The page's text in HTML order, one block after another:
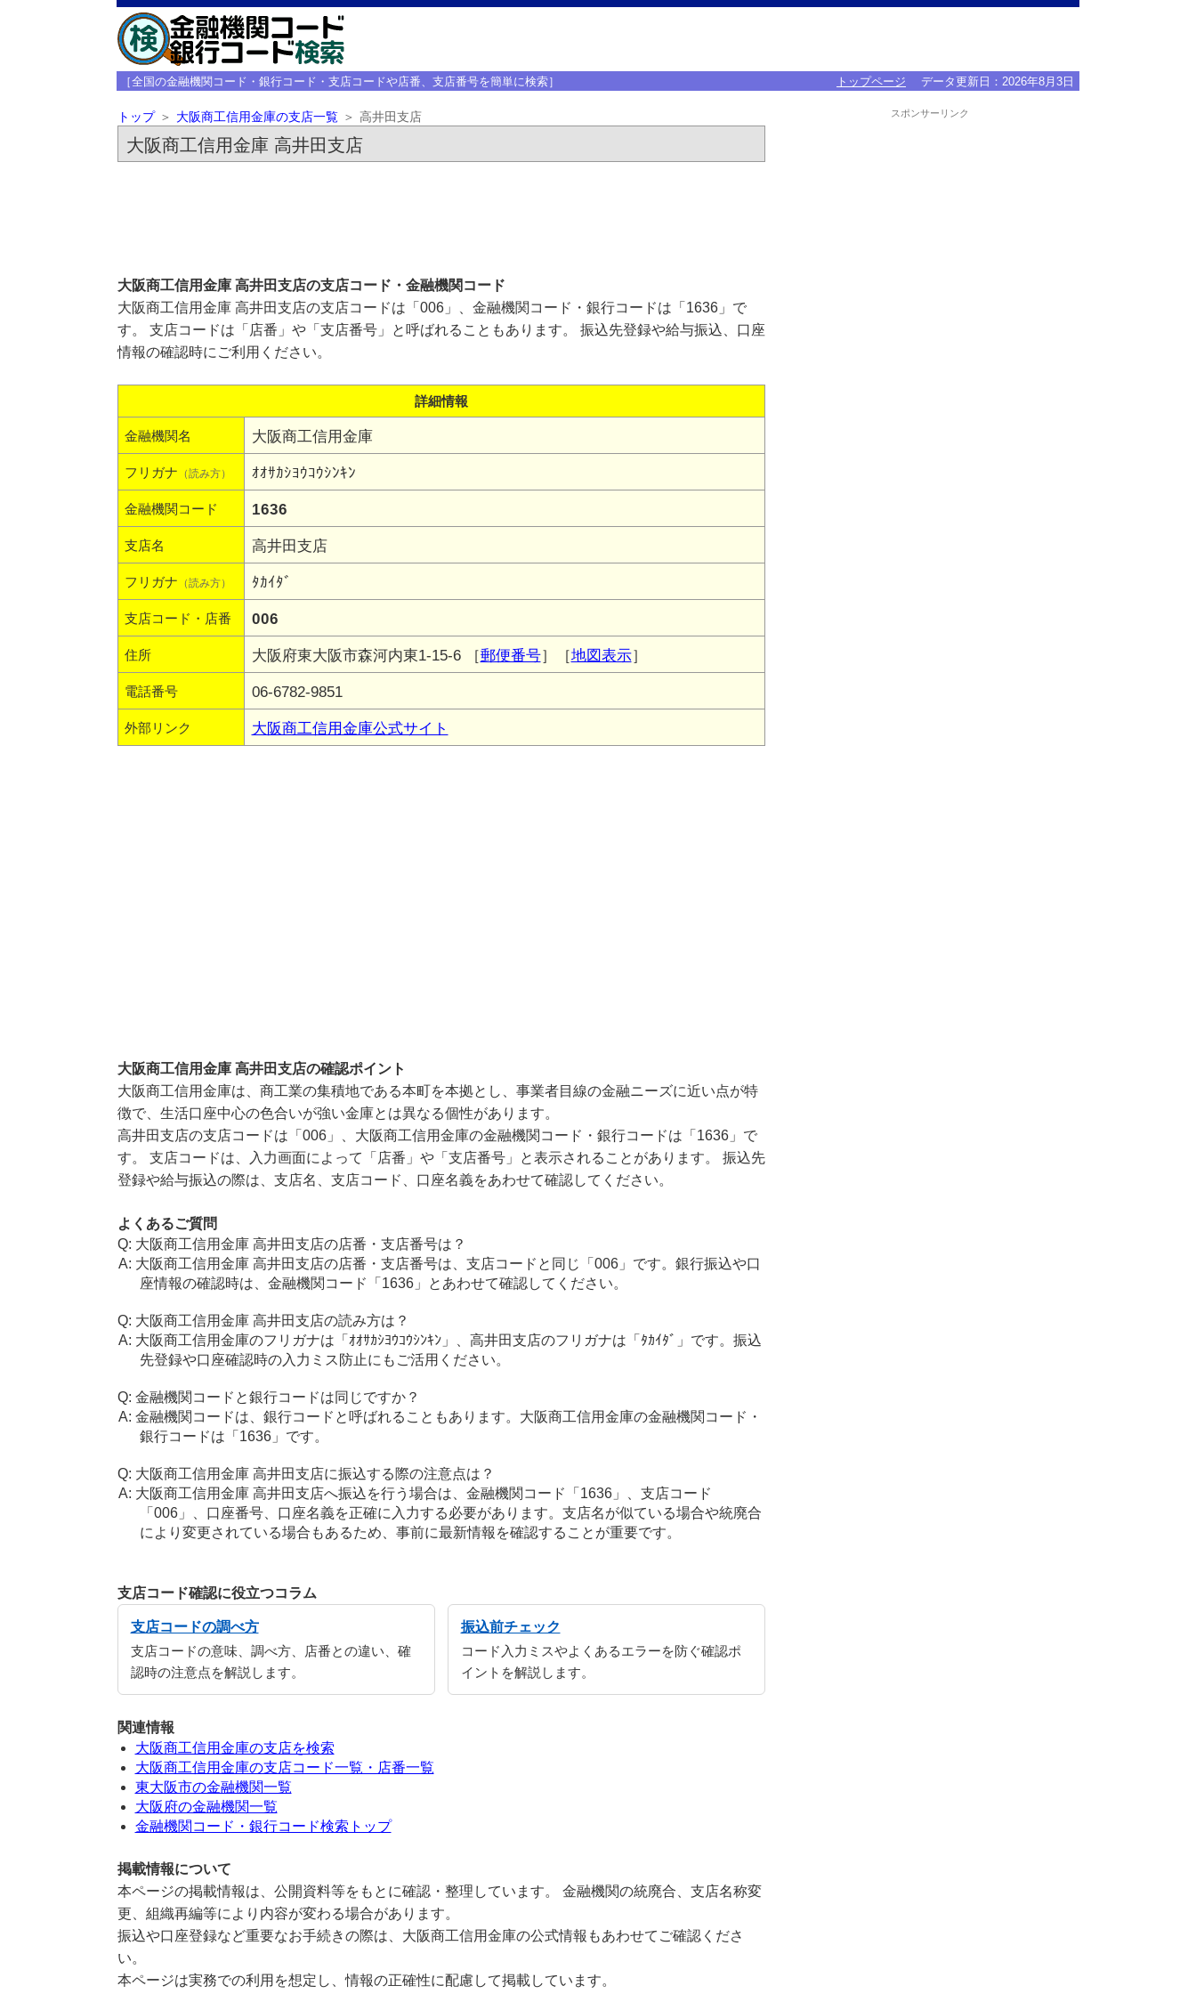
［全国の金融機関コード・銀行コード・支店コードや店番、支店番号を簡単に検索］ トップページ データ更新日： 2026年8月3日
トップ 大阪商工信用金庫の支店一覧 高井田支店
大阪商工信用金庫 高井田支店
大阪商工信用金庫 高井田支店の支店コード・金融機関コード
大阪商工信用金庫 高井田支店の支店コードは「006」、金融機関コード・銀行コードは「1636」で
す。 支店コードは「店番」や「支店番号」と呼ばれることもあります。 振込先登録や給与振込、口座
情報の確認時にご利用ください。
詳細情報
金融機関名 大阪商工信用金庫
フリガナ （読み方） ｵｵｻｶｼﾖｳｺｳｼﾝｷﾝ
金融機関コード 1636
支店名 高井田支店
フリガナ （読み方） ﾀｶｲﾀﾞ
支店コード・店番 006
住所 大阪府東大阪市森河内東1-15-6 ［郵便番号］［地図表示］
電話番号 06-6782-9851
外部リンク 大阪商工信用金庫公式サイト
大阪商工信用金庫 高井田支店の確認ポイント
大阪商工信用金庫は、商工業の集積地である本町を本拠とし、事業者目線の金融ニーズに近い点が特
徴で、生活口座中心の色合いが強い金庫とは異なる個性があります。
高井田支店の支店コードは「006」、大阪商工信用金庫の金融機関コード・銀行コードは「1636」で
す。 支店コードは、入力画面によって「店番」や「支店番号」と表示されることがあります。 振込先
登録や給与振込の際は、支店名、支店コード、口座名義をあわせて確認してください。
よくあるご質問
大阪商工信用金庫 高井田支店の店番・支店番号は？
大阪商工信用金庫 高井田支店の店番・支店番号は、支店コードと同じ「006」です。銀行振込や口
座情報の確認時は、金融機関コード「1636」とあわせて確認してください。
大阪商工信用金庫 高井田支店の読み方は？
大阪商工信用金庫のフリガナは「ｵｵｻｶｼﾖｳｺｳｼﾝｷﾝ」、高井田支店のフリガナは「ﾀｶｲﾀﾞ」です。振込
先登録や口座確認時の入力ミス防止にもご活用ください。
金融機関コードと銀行コードは同じですか？
金融機関コードは、銀行コードと呼ばれることもあります。大阪商工信用金庫の金融機関コード・
銀行コードは「1636」です。
大阪商工信用金庫 高井田支店に振込する際の注意点は？
大阪商工信用金庫 高井田支店へ振込を行う場合は、金融機関コード「1636」、支店コード
「006」、口座番号、口座名義を正確に入力する必要があります。支店名が似ている場合や統廃合
により変更されている場合もあるため、事前に最新情報を確認することが重要です。
支店コード確認に役立つコラム
支店コードの調べ方
支店コードの意味、調べ方、店番との違い、確
認時の注意点を解説します。
振込前チェック
コード入力ミスやよくあるエラーを防ぐ確認ポ
イントを解説します。
関連情報
大阪商工信用金庫の支店を検索
大阪商工信用金庫の支店コード一覧・店番一覧
東大阪市の金融機関一覧
大阪府の金融機関一覧
金融機関コード・銀行コード検索トップ
掲載情報について
本ページの掲載情報は、公開資料等をもとに確認・整理しています。 金融機関の統廃合、支店名称変
更、組織再編等により内容が変わる場合があります。
振込や口座登録など重要なお手続きの際は、大阪商工信用金庫の公式情報もあわせてご確認くださ
い。
本ページは実務での利用を想定し、情報の正確性に配慮して掲載しています。
スポンサーリンク